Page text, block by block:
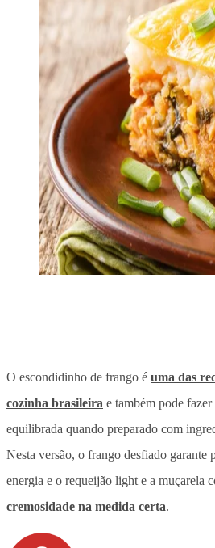
O escondidinho de frango é uma das
cozinha brasileira e também pode
equilibrada quando preparado com
Nesta versão, o frango desfiado garante
energia e o requeijão light e a muçarela
cremosidade na medida certa.